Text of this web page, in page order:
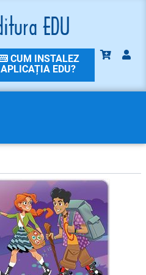
CUM INSTALEZ
APLICAȚIA EDU?